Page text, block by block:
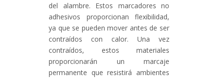
del alambre. Estos marcadores no
adhesivos proporcionan flexibilidad,
ya que se pueden mover antes de ser
contraídos con calor. Una vez
contraídos, estos materiales
proporcionarán un marcaje
permanente que resistirá ambientes